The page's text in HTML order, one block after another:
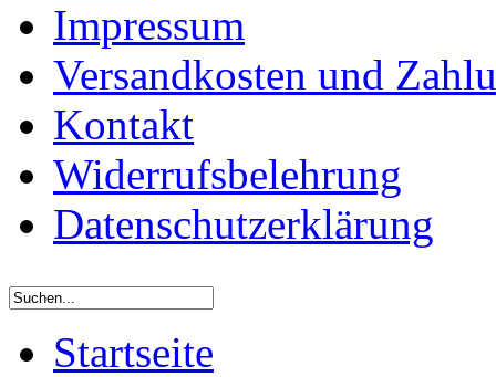
Impressum
Versandkosten und
Kontakt
Widerrufsbelehrung
Datenschutzerklärung
Startseite